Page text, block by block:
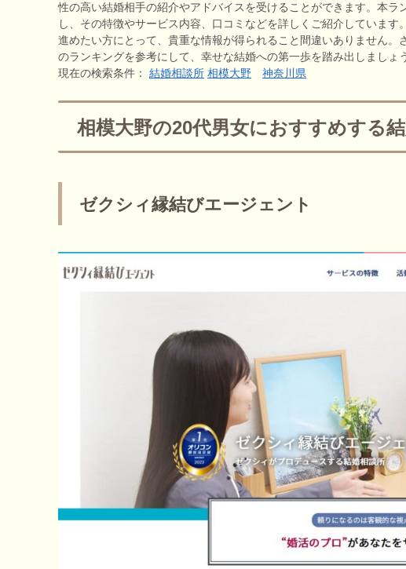
性の高い結婚相手の紹介やアドバイスを受けることができます。本
し、その特徴やサービス内容、口コミなどを詳しくご紹介していま
進めたい方にとって、貴重な情報が得られること間違いありません
のランキングを参考にして、幸せな結婚への第一歩を踏み出しましょ
現在の検索条件： 結婚相談所 相模大野 神奈川県
相模大野の20代男女におすすめする
ゼクシィ縁結びエージェント